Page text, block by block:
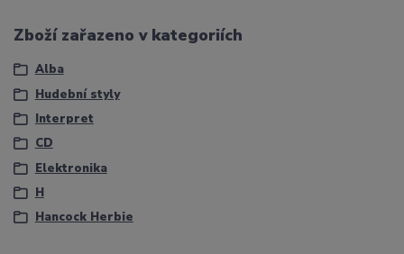
Zboží zařazeno v kategoriích
Alba
Hudební styly
Interpret
CD
Elektronika
H
Hancock Herbie